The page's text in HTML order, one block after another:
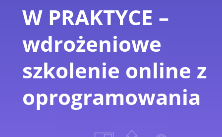
W PRAKTYCE –
wdrożeniowe
szkolenie online z
oprogramowania